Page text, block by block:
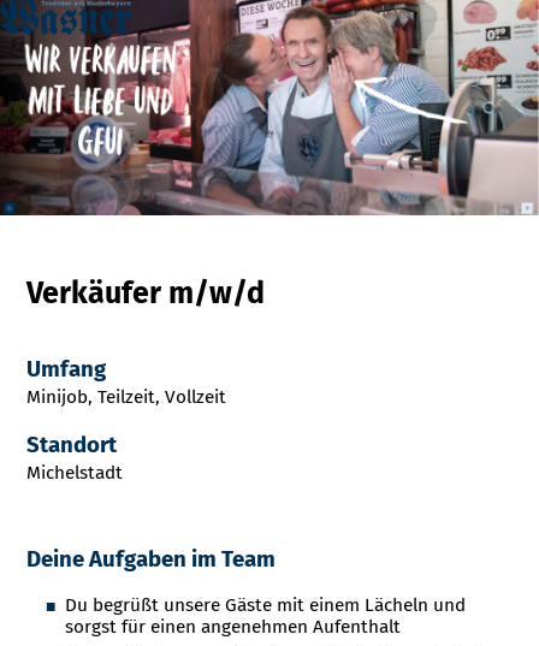
Verkäufer m/w/d
Umfang
Minijob, Teilzeit, Vollzeit
Standort
Michelstadt
Deine Aufgaben im Team
Du begrüßt unsere Gäste mit einem Lächeln und
sorgst für einen angenehmen Aufenthalt